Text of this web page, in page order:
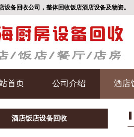
设备回收公司，整体回收饭店酒店设备及物资。
首页 公司介绍 酒店
酒店饭店设备回收